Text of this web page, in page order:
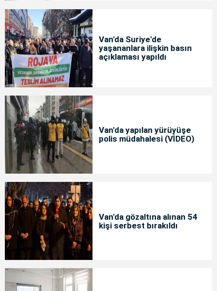
Van'da Suriye'de
yaşananlara ilişkin basın
açıklaması yapıldı
Van'da yapılan yürüyüşe
polis müdahalesi (VİDEO)
Van'da gözaltına alınan 54
kişi serbest bırakıldı